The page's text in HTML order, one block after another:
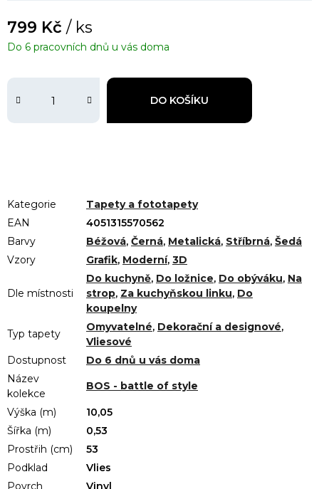
799 Kč / ks
DO KOŠÍKU
Do 6 pracovních dnů u vás doma
Kategorie
Tapety a fototapety
EAN
4051315570562
Barvy
Béžová, Černá, Metalická, Stříbrná, Šedá
Vzory
Grafik, Moderní, 3D
Dle místnosti
Do kuchyně, Do ložnice, Do obýváku, Na
strop, Za kuchyňskou linku, Do
koupelny
Typ tapety
Omyvatelné, Dekorační a designové,
Vliesové
Dostupnost
Do 6 dnů u vás doma
Název
kolekce
BOS - battle of style
Výška (m)
10,05
Šířka (m)
0,53
Prostřih (cm)
53
Podklad
Vlies